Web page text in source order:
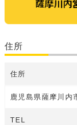
住所
住所
鹿児島県薩摩川内
TEL